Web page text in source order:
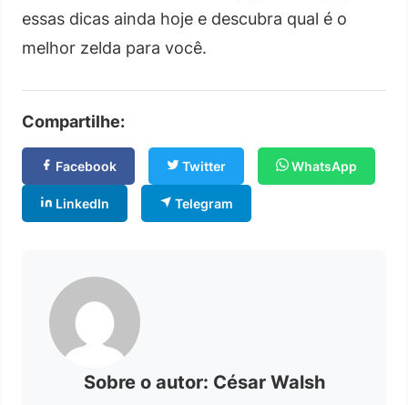
essas dicas ainda hoje e descubra qual é o
melhor zelda para você.
Compartilhe:
Facebook Twitter WhatsApp
LinkedIn Telegram
Sobre o autor: César Walsh